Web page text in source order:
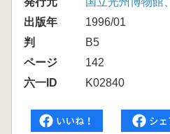
出版年
1996/01
判
B5
ページ
142
六一ID
K02840